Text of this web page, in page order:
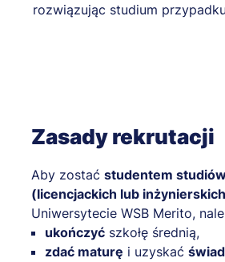
rozwiązując studium
Zasady rekrutacji
Aby zostać studentem
(licencjackich lub
Uniwersytecie WSB Merito,
ukończyć szkołę średnią,
zdać maturę i uzyskać